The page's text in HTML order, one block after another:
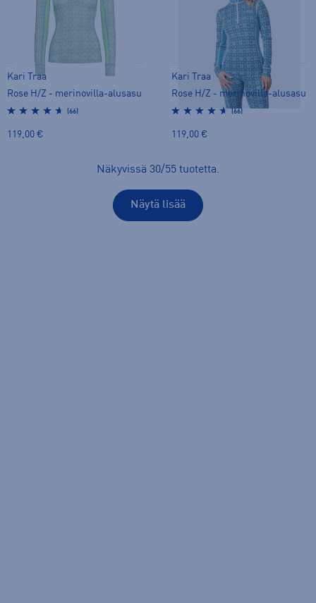
Kari Traa
Rose H/Z - merinovilla-alusasu
(66)
119,00 €
Kari Traa
Rose H/Z - merinovilla-alusasu
(66)
119,00 €
Näkyvissä 30/55 tuotetta.
Näytä lisää